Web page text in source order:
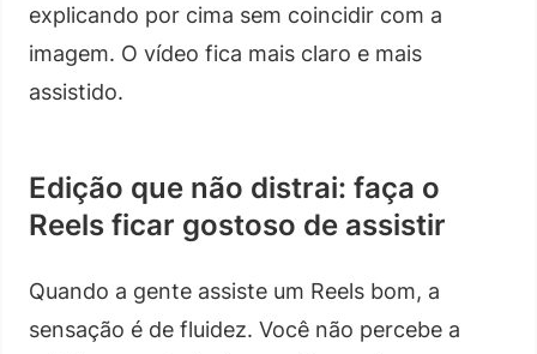
explicando por cima sem coincidir com a
imagem. O vídeo fica mais claro e mais
assistido.
Edição que não distrai: faça o
Reels ficar gostoso de assistir
Quando a gente assiste um Reels bom, a
sensação é de fluidez. Você não percebe a